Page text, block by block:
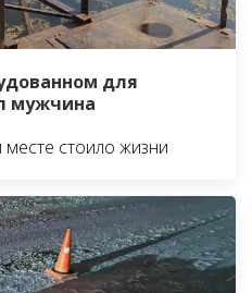
для
мужчина
стоило жизни